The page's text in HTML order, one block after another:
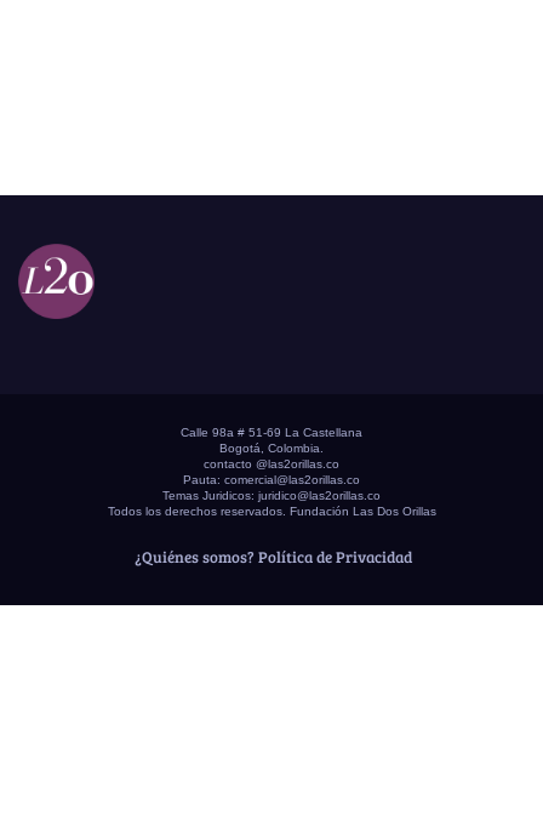
Calle 98a # 51-69 La Castellana
Bogotá, Colombia.
contacto @las2orillas.co
Pauta: comercial@las2orillas.co
Temas Juridicos: juridico@las2orillas.co
Todos los derechos reservados. Fundación Las Dos Orillas
¿Quiénes somos? Política de Privacidad